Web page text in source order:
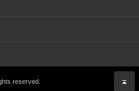
reserved.